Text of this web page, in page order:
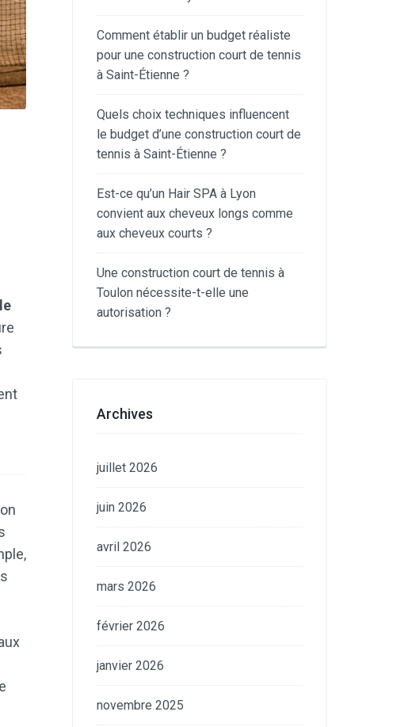
Comment établir un budget réaliste
pour une construction court de tennis
à Saint-Étienne ?
Quels choix techniques influencent
le budget d’une construction court de
tennis à Saint-Étienne ?
Est-ce qu’un Hair SPA à Lyon
convient aux cheveux longs comme
aux cheveux courts ?
Une construction court de tennis à
Toulon nécessite-t-elle une
autorisation ?
Archives
juillet 2026
juin 2026
avril 2026
mars 2026
février 2026
janvier 2026
novembre 2025